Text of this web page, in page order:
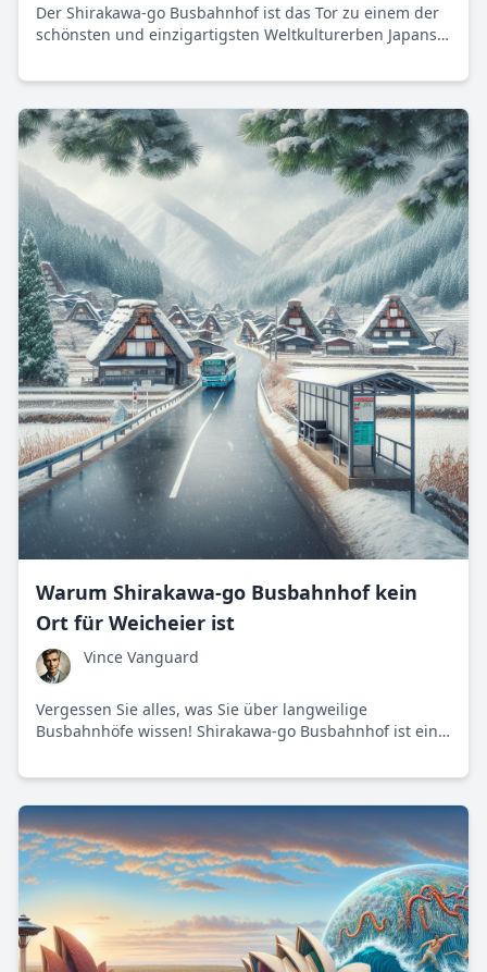
Der Shirakawa-go Busbahnhof ist das Tor zu einem der
schönsten und einzigartigsten Weltkulturerben Japans.
den Zugang zu traditionellen, geschichtsträchtigen
Warum Shirakawa-go Busbahnhof kein
Ort für Weicheier ist
Vince Vanguard
Vergessen Sie alles, was Sie über langweilige
Busbahnhöfe wissen! Shirakawa-go Busbahnhof ist ein
faszinierende Art und Weise vereint.